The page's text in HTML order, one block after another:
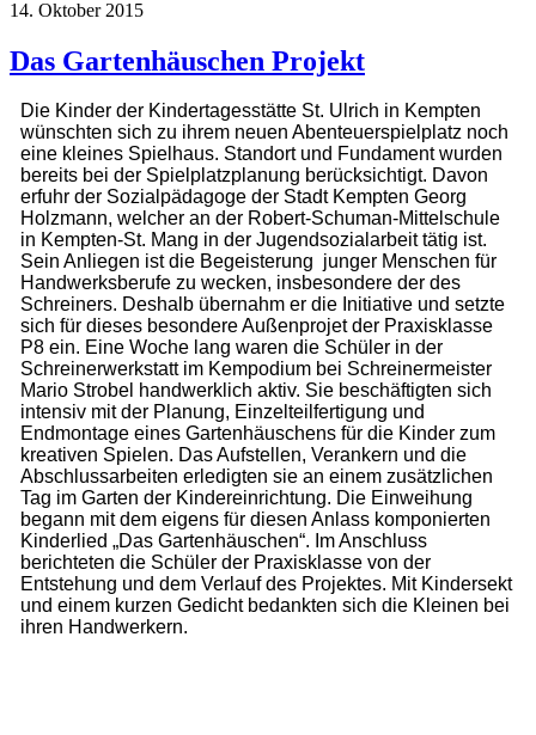
14. Oktober 2015
Das Gartenhäuschen Projekt
Die Kinder der Kindertagesstätte St. Ulrich in Kempten
wünschten sich zu ihrem neuen Abenteuerspielplatz noch
eine kleines Spielhaus. Standort und Fundament wurden
bereits bei der Spielplatzplanung berücksichtigt. Davon
erfuhr der Sozialpädagoge der Stadt Kempten Georg
Holzmann, welcher an der Robert-Schuman-Mittelschule
in Kempten-St. Mang in der Jugendsozialarbeit tätig ist.
Sein Anliegen ist die Begeisterung junger Menschen für
Handwerksberufe zu wecken, insbesondere der des
Schreiners. Deshalb übernahm er die Initiative und setzte
sich für dieses besondere Außenprojet der Praxisklasse
P8 ein. Eine Woche lang waren die Schüler in der
Schreinerwerkstatt im Kempodium bei Schreinermeister
Mario Strobel handwerklich aktiv. Sie beschäftigten sich
intensiv mit der Planung, Einzelteilfertigung und
Endmontage eines Gartenhäuschens für die Kinder zum
kreativen Spielen. Das Aufstellen, Verankern und die
Abschlussarbeiten erledigten sie an einem zusätzlichen
Tag im Garten der Kindereinrichtung. Die Einweihung
begann mit dem eigens für diesen Anlass komponierten
Kinderlied „Das Gartenhäuschen“. Im Anschluss
berichteten die Schüler der Praxisklasse von der
Entstehung und dem Verlauf des Projektes. Mit Kindersekt
und einem kurzen Gedicht bedankten sich die Kleinen bei
ihren Handwerkern.